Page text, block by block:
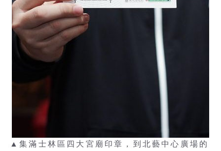
▲集滿士林區四大宮廟印章，到北藝中心廣場的